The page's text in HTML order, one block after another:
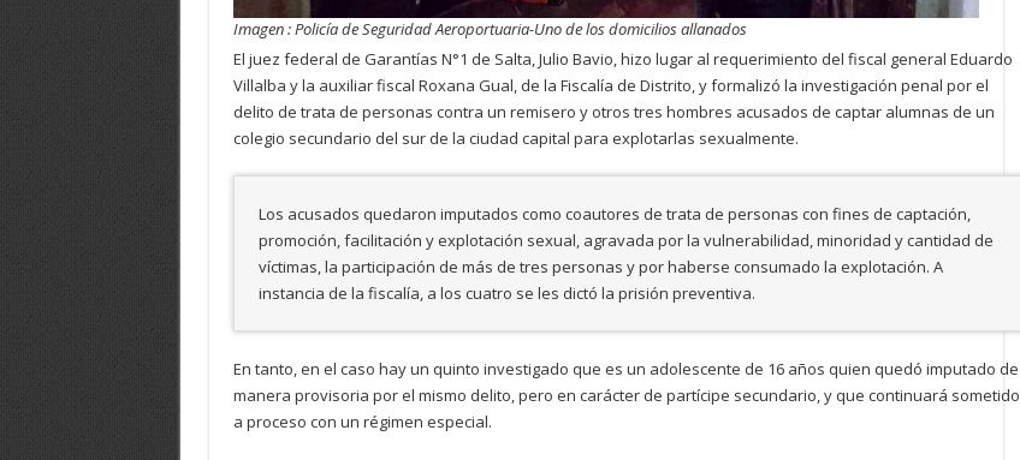
Imagen : Policía de Seguridad Aeroportuaria-Uno de los domicilios allanados
El juez federal de Garantías N°1 de Salta, Julio Bavio, hizo lugar al requerimiento del fiscal general Eduardo
Villalba y la auxiliar fiscal Roxana Gual, de la Fiscalía de Distrito, y formalizó la investigación penal por el
delito de trata de personas contra un remisero y otros tres hombres acusados de captar alumnas de un
colegio secundario del sur de la ciudad capital para explotarlas sexualmente.
Los acusados quedaron imputados como coautores de trata de personas con fines de captación,
promoción, facilitación y explotación sexual, agravada por la vulnerabilidad, minoridad y cantidad de
víctimas, la participación de más de tres personas y por haberse consumado la explotación. A
instancia de la fiscalía, a los cuatro se les dictó la prisión preventiva.
En tanto, en el caso hay un quinto investigado que es un adolescente de 16 años quien quedó imputado de
manera provisoria por el mismo delito, pero en carácter de partícipe secundario, y que continuará sometido
a proceso con un régimen especial.